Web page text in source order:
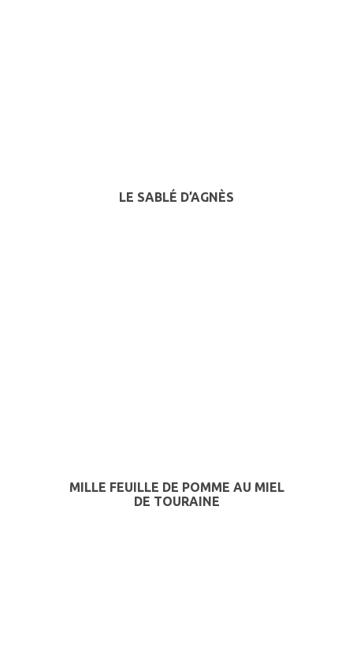
LE SABLÉ D’AGNÈS
MILLE FEUILLE DE POMME AU MIEL
DE TOURAINE